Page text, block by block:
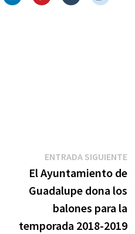
ENTRADA SIGUIENTE
El Ayuntamiento de
Guadalupe dona los
balones para la
temporada 2018-2019